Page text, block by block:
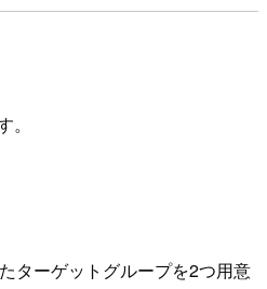
ターゲットグループを2つ用意